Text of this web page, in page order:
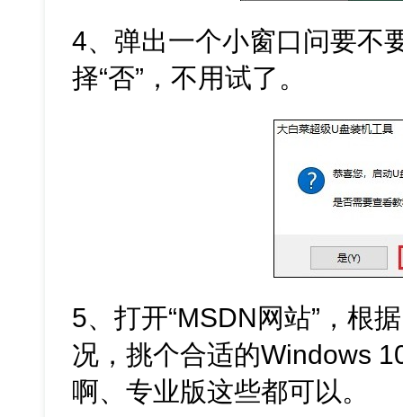
4、弹出一个小窗口问要不
择“否”，不用试了。
5、打开“MSDN网站”，根
况，挑个合适的Windows
啊、专业版这些都可以。